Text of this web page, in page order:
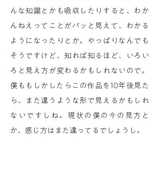
んな知識とかも吸収したりすると、わか
んねえってことがパッと見えて、わかる
ようになったりとか。やっぱりなんでも
そうですけど、知れば知るほど、いろい
ろと見え方が変わるかもしれないので。
僕ももしかしたらこの作品を10年後見た
ら、また違うような形で見えるかもしれ
ないですしね。現状の僕の今の見方と
か、感じ方はまた違ってるでしょうし。